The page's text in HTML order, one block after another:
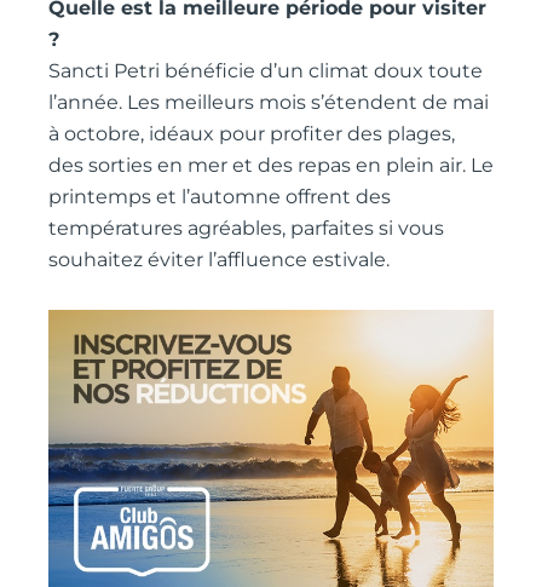
Quelle est la meilleure période pour visiter
?
Sancti Petri bénéficie d’un climat doux toute
l’année. Les meilleurs mois s’étendent de mai
à octobre, idéaux pour profiter des plages,
des sorties en mer et des repas en plein air. Le
printemps et l’automne offrent des
températures agréables, parfaites si vous
souhaitez éviter l’affluence estivale.